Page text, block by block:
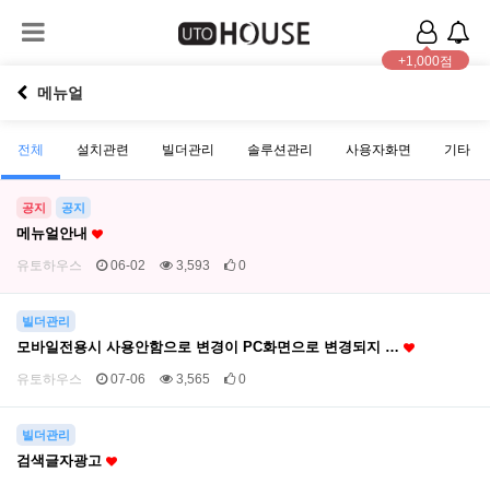
+1,000점
메뉴얼
전체 설치관련 빌더관리 솔루션관리 사용자화면 기타
공지 공지
메뉴얼안내
유토하우스 06-02 3,593 0
빌더관리
모바일전용시 사용안함으로 변경이 PC화면으로 변경되지 …
유토하우스 07-06 3,565 0
빌더관리
검색글자광고